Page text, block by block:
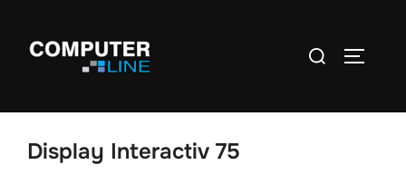
Display Interactiv 75